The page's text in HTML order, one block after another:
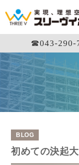
☎︎043-290-
BLOG
初めての決起